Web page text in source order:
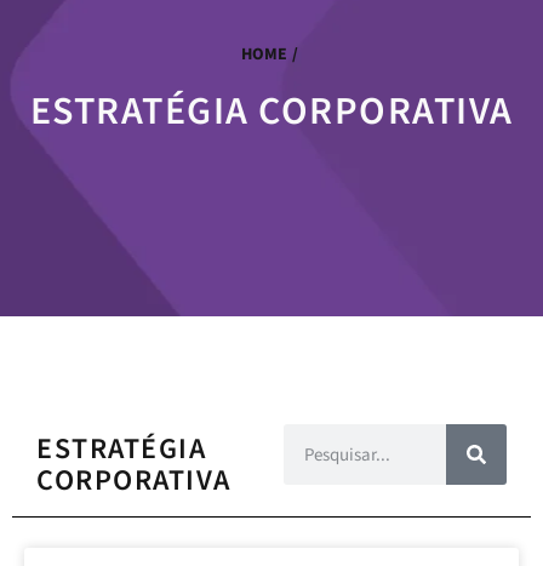
HOME /
ESTRATÉGIA CORPORATIVA
ESTRATÉGIA
CORPORATIVA